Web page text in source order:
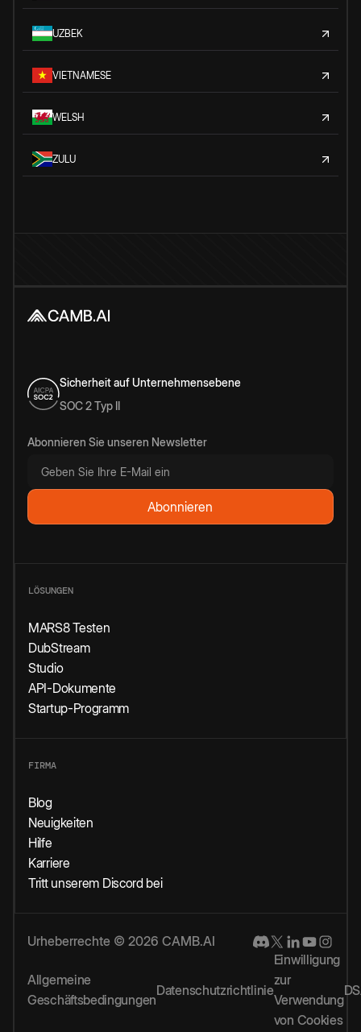
UZBEK
VIETNAMESE
WELSH
ZULU
Sicherheit auf Unternehmensebene
SOC 2 Typ II
Abonnieren Sie unseren Newsletter
LÖSUNGEN
MARS8 Testen
DubStream
Studio
API-Dokumente
Startup-Programm
FIRMA
Blog
Neuigkeiten
Hilfe
Karriere
Tritt unserem Discord bei
Urheberrechte © 2026 CAMB.AI
Allgemeine
Geschäftsbedingungen
Datenschutzrichtlinie
Einwilligung
zur
Verwendung
von Cookies